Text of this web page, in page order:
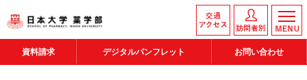
資料請求 デジタルパンフレット お問い合わせ